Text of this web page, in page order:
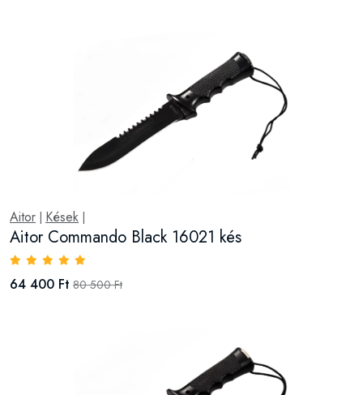
Aitor | Kések |
Aitor Commando Black 16021 kés
64 400 Ft 80 500 Ft